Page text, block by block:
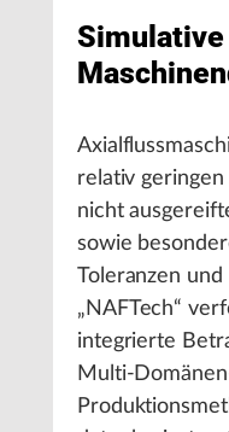
relativ
nicht
sowie
Toleranzen
„NAFTech“
integrierte
Multi-